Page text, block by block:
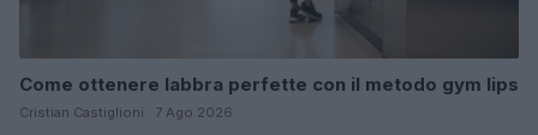
Come ottenere labbra perfette con il metodo gym lips
Cristian Castiglioni · 7 Ago 2026